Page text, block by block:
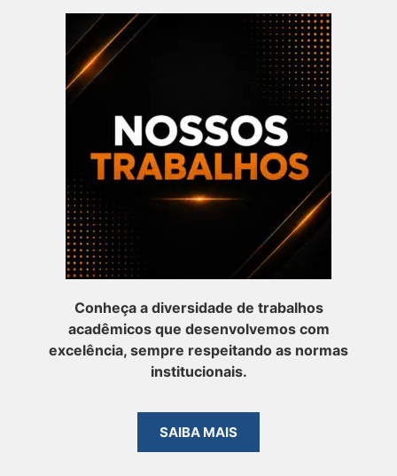
Conheça a diversidade de trabalhos
acadêmicos que desenvolvemos com
excelência, sempre respeitando as normas
institucionais.
SAIBA MAIS